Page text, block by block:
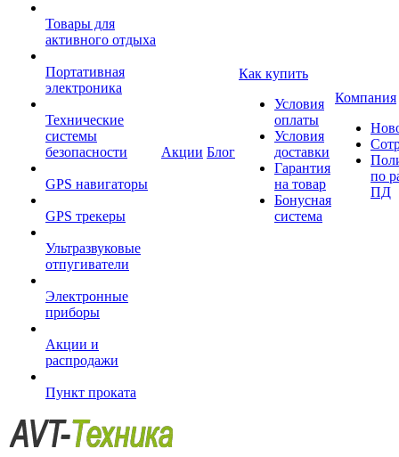
Товары для
активного отдыха
Портативная
электроника
Технические
системы
безопасности
GPS навигаторы
GPS трекеры
Ультразвуковые
отпугиватели
Электронные
приборы
Акции и
распродажи
Пункт проката
Акции Блог
Как купить
Условия
оплаты
Условия
доставки
Гарантия
на товар
Бонусная
система
Компания
по
ПД